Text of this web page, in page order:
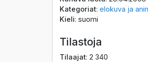
Kategoriat:elokuva ja
Kieli: suomi
Tilastoja
Tilaajat: 2 340